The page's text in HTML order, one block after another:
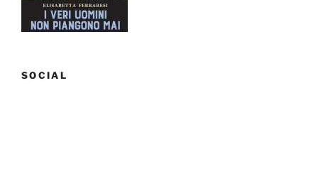
SOCIAL